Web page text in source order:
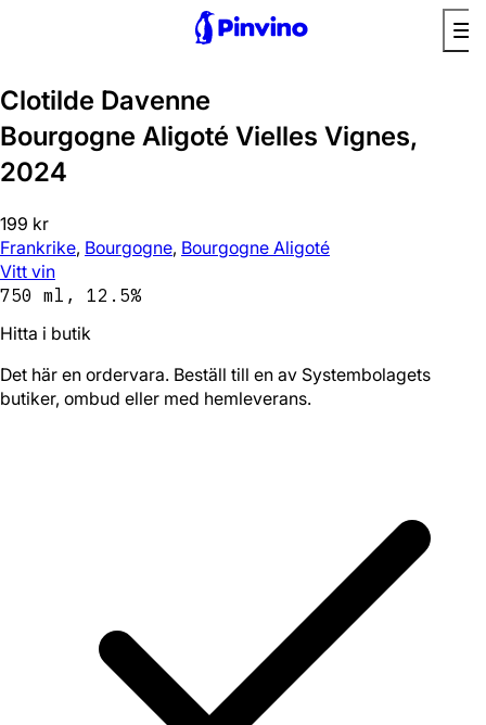
Clotilde Davenne
Bourgogne Aligoté Vielles Vignes,
2024
199 kr
Frankrike, Bourgogne, Bourgogne Aligoté
Vitt vin
750 ml, 12.5%
Hitta i butik
Det här en ordervara. Beställ till en av Systembolagets
butiker, ombud eller med hemleverans.